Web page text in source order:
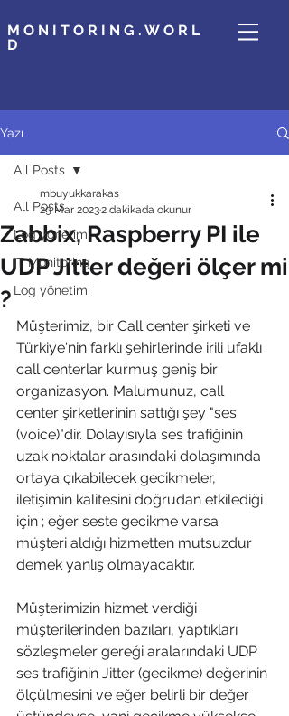
MONITORING.WORL
D
Yazı
All Posts
Log yönetimi
IT Monitoring
Log yönetimi
All Posts
Zabbix, Raspberry PI ile
UDP Jitter değeri ölçer mi
?
mbuyukkarakas
29 Mar 20232 dakikada okunur
Müşterimiz, bir Call center şirketi ve
Türkiye'nin farklı şehirlerinde irili ufaklı
call centerlar kurmuş geniş bir
organizasyon. Malumunuz, call
center şirketlerinin sattığı şey "ses
(voice)"dir. Dolayısıyla ses trafiğinin
uzak noktalar arasındaki dolaşımında
ortaya çıkabilecek gecikmeler,
iletişimin kalitesini doğrudan etkilediği
için ; eğer seste gecikme varsa
müşteri aldığı hizmetten mutsuzdur
demek yanlış olmayacaktır.
Müşterimizin hizmet verdiği
müşterilerinden bazıları, yaptıkları
sözleşmeler gereği aralarındaki UDP
ses trafiğinin Jitter (gecikme) değerinin
ölçülmesini ve eğer belirli bir değer